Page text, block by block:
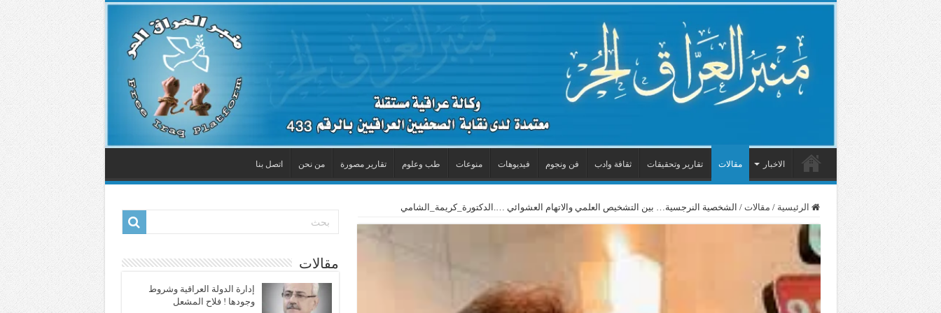
الاخبار مقالات تقارير وتحقيقات ثقافة وادب فن ونجوم فيديوهات منوعات طب وعلوم تقارير مصورة من نحن اتصل بنا
الرئيسية / مقالات / الشخصية النرجسية… بين التشخيص العلمي والاتهام العشوائي ….الدكتورة_كريمة_الشامي
مقالات
إدارة الدولة العراقية وشروط
وجودها ! فلاح المشعل